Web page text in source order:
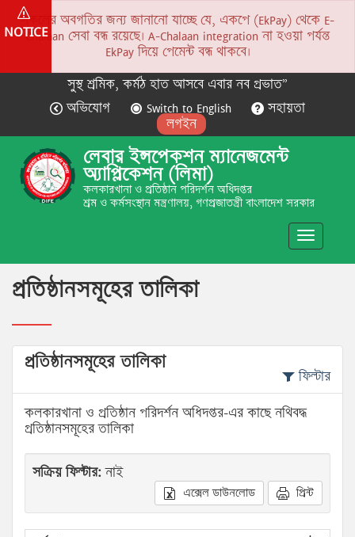
NOTICE
সকলের অবগতির জন্য জানানো যাচ্ছে যে, একপে (EkPay) থেকে E-
Chalaan সেবা বন্ধ রয়েছে। A-Chalaan integration না হওয়া পর্যন্ত
EkPay দিয়ে পেমেন্ট বন্ধ থাকবে।
সুস্থ শ্রমিক, কর্মঠ হাত আসবে এবার নব প্রভাত”
অভিযোগ
Switch to English
সহায়তা
লগইন
লেবার ইন্সপেকশন ম্যানেজমেন্ট
অ্যাপ্লিকেশন (লিমা)
কলকারখানা ও প্রতিষ্ঠান পরিদর্শন অধিদপ্তর
শ্রম ও কর্মসংস্থান মন্ত্রণালয়, গণপ্রজাতন্ত্রী বাংলাদেশ সরকার
Toggle
প্রতিষ্ঠানসমূহের তালিকা
প্রতিষ্ঠানসমূহের তালিকা
ফিল্টার
কলকারখানা ও প্রতিষ্ঠান পরিদর্শন অধিদপ্তর-এর কাছে নথিবদ্ধ
প্রতিষ্ঠানসমূহের তালিকা
সক্রিয় ফিল্টার:নাই
এক্সেল ডাউনলোড প্রিন্ট